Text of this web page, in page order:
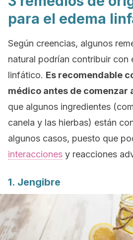
para el edema
Según creencias, algunos
natural podrían contribuir con
linfático. Es recomendable
médico antes de comenzar
que algunos ingredientes
canela y las hierbas) están
algunos casos, puesto que
interacciones y reacciones
1. Jengibre